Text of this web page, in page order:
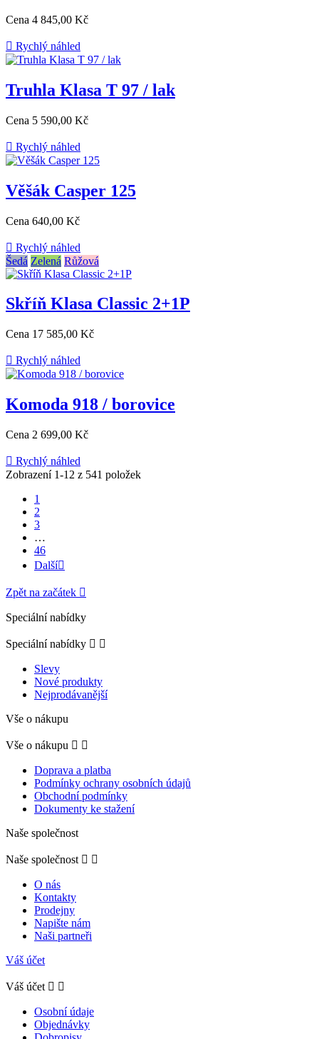
Cena 4 845,00 Kč
 Rychlý náhled
Truhla Klasa T 97 / lak
Cena 5 590,00 Kč
 Rychlý náhled
Věšák Casper 125
Cena 640,00 Kč
 Rychlý náhled
Šedá Zelená Růžová
Skříň Klasa Classic 2+1P
Cena 17 585,00 Kč
 Rychlý náhled
Komoda 918 / borovice
Cena 2 699,00 Kč
 Rychlý náhled
Zobrazení 1-12 z 541 položek
1
2
3
…
46
Další
Zpět na začátek 
Speciální nabídky
Speciální nabídky  
Slevy
Nové produkty
Nejprodávanější
Vše o nákupu
Vše o nákupu  
Doprava a platba
Podmínky ochrany osobních údajů
Obchodní podmínky
Dokumenty ke stažení
Naše společnost
Naše společnost  
O nás
Kontakty
Prodejny
Napište nám
Naši partneři
Váš účet
Váš účet  
Osobní údaje
Objednávky